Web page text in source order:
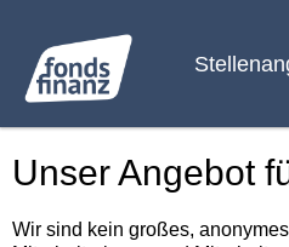
Unser Angebot
Wir sind kein großes,